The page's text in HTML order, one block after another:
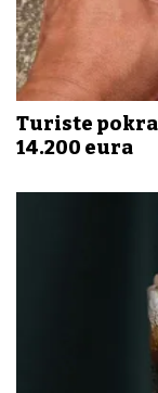
Turiste
14.200 eura